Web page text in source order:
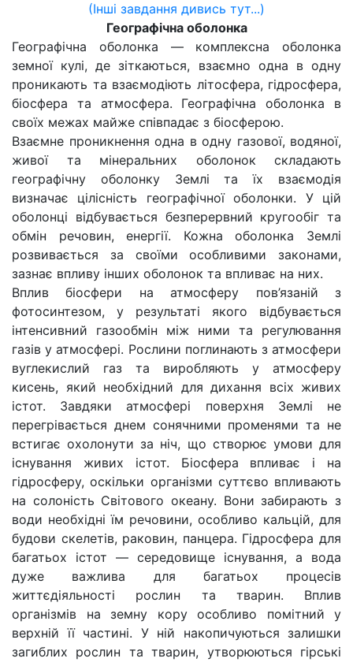
(Інші завдання дивись тут...)
Географічна оболонка
Географічна оболонка — комплексна оболонка
земної кулі, де зіткаються, взаємно одна в одну
проникають та взаємодіють літосфера, гідросфера,
біосфера та атмосфера. Географічна оболонка в
своїх межах майже співпадає з біосферою.
Взаємне проникнення одна в одну газової, водяної,
живої та мінеральних оболонок складають
географічну оболонку Землі та їх взаємодія
визначає цілісність географічної оболонки. У цій
оболонці відбувається безперервний кругообіг та
обмін речовин, енергії. Кожна оболонка Землі
розвивається за своїми особливими законами,
зазнає впливу інших оболонок та впливає на них.
Вплив біосфери на атмосферу пов’язаній з
фотосинтезом, у результаті якого відбувається
інтенсивний газообмін між ними та регулювання
газів у атмосфері. Рослини поглинають з атмосфери
вуглекислий газ та виробляють у атмосферу
кисень, який необхідний для дихання всіх живих
істот. Завдяки атмосфері поверхня Землі не
перегрівається днем сонячними променями та не
встигає охолонути за ніч, що створює умови для
існування живих істот. Біосфера впливає і на
гідросферу, оскільки організми суттєво впливають
на солоність Світового океану. Вони забирають з
води необхідні їм речовини, особливо кальцій, для
будови скелетів, раковин, панцера. Гідросфера для
багатьох істот — середовище існування, а вода
дуже важлива для багатьох процесів
життєдіяльності рослин та тварин. Вплив
організмів на земну кору особливо помітний у
верхній її частині. У ній накопичуються залишки
загиблих рослин та тварин, утворюються гірські